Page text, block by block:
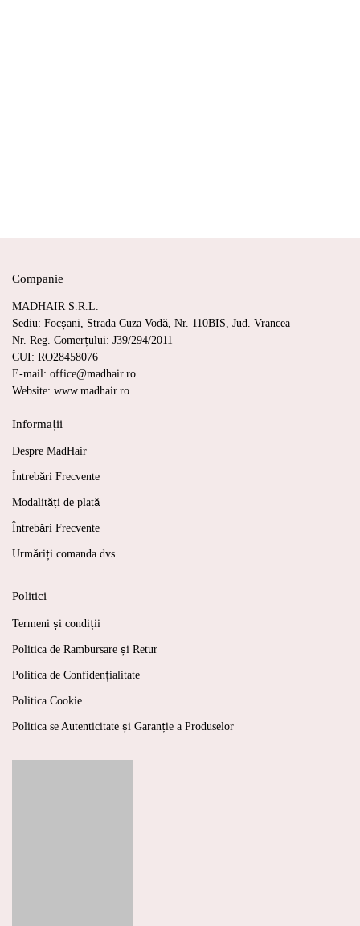
Companie
MADHAIR S.R.L.
Sediu: Focșani, Strada Cuza Vodă, Nr. 110BIS, Jud. Vrancea
Nr. Reg. Comerțului: J39/294/2011
CUI: RO28458076
E-mail: office@madhair.ro
Website: www.madhair.ro
Informații
Despre MadHair
Întrebări Frecvente
Modalități de plată
Întrebări Frecvente
Urmăriți comanda dvs.
Politici
Termeni și condiții
Politica de Rambursare și Retur
Politica de Confidențialitate
Politica Cookie
Politica se Autenticitate și Garanție a Produselor